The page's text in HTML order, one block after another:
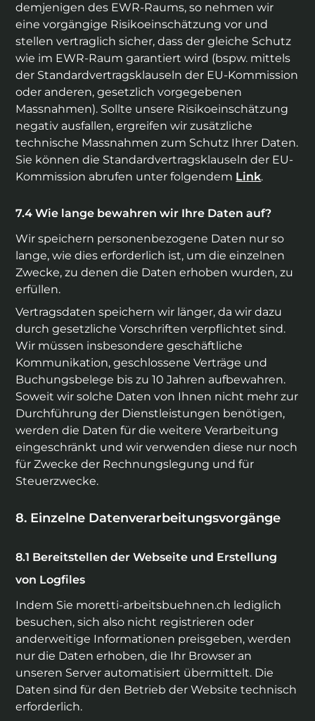
demjenigen des EWR-Raums, so nehmen wir
eine vorgängige Risikoeinschätzung vor und
stellen vertraglich sicher, dass der gleiche Schutz
wie im EWR-Raum garantiert wird (bspw. mittels
der Standardvertragsklauseln der EU-Kommission
oder anderen, gesetzlich vorgegebenen
Massnahmen). Sollte unsere Risikoeinschätzung
negativ ausfallen, ergreifen wir zusätzliche
technische Massnahmen zum Schutz Ihrer Daten.
Sie können die Standardvertragsklauseln der EU-
Kommission abrufen unter folgendem Link.
Wie lange bewahren wir Ihre Daten auf?
Wir speichern personenbezogene Daten nur so
lange, wie dies erforderlich ist, um die einzelnen
Zwecke, zu denen die Daten erhoben wurden, zu
erfüllen.
Vertragsdaten speichern wir länger, da wir dazu
durch gesetzliche Vorschriften verpflichtet sind.
Wir müssen insbesondere geschäftliche
Kommunikation, geschlossene Verträge und
Buchungsbelege bis zu 10 Jahren aufbewahren.
Soweit wir solche Daten von Ihnen nicht mehr zur
Durchführung der Dienstleistungen benötigen,
werden die Daten für die weitere Verarbeitung
eingeschränkt und wir verwenden diese nur noch
für Zwecke der Rechnungslegung und für
Steuerzwecke.
Einzelne Datenverarbeitungsvorgänge
Bereitstellen der Webseite und Erstellung
von Logfiles
Indem Sie moretti-arbeitsbuehnen.ch lediglich
besuchen, sich also nicht registrieren oder
anderweitige Informationen preisgeben, werden
nur die Daten erhoben, die Ihr Browser an
unseren Server automatisiert übermittelt. Die
Daten sind für den Betrieb der Website technisch
erforderlich.